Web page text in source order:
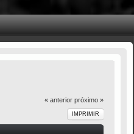
« anterior próximo »
IMPRIMIR